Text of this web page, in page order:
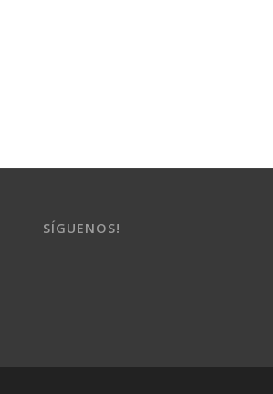
SÍGUENOS!